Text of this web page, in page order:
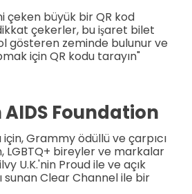
çeken büyük bir QR kod
çekerler, bu işaret bilet
gösteren zeminde bulunur ve
için QR kodu tarayın"
Foundation
için, Grammy ödüllü ve çarpıcı
LGBTQ+ bireyler ve markalar
U.K.'nin Proud ile ve açık
sunan Clear Channel ile bir